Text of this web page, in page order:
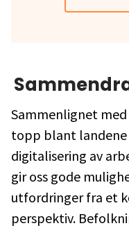
Sammenlignet
topp blant landene
digitalisering av
gir oss gode
utfordringer fra et
perspektiv.